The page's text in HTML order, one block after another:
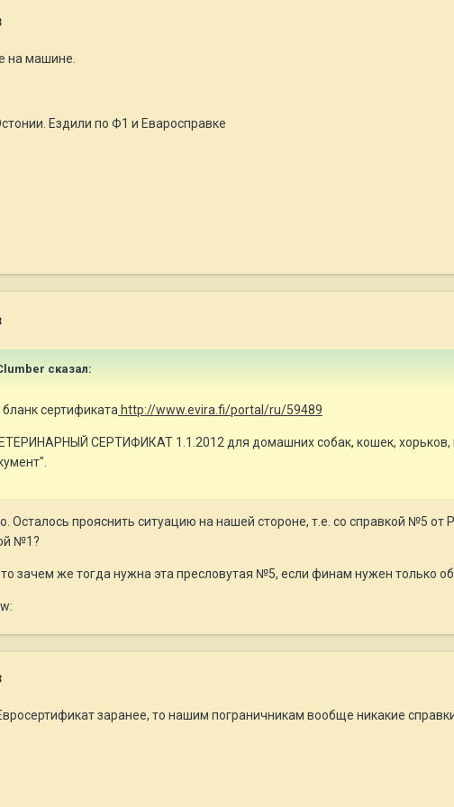
на машине.
Ездили по Ф1 и Еваросправке
сказал:
сертификата http://www.evira.fi/portal/ru/59489
СЕРТИФИКАТ 1.1.2012 для домашних собак, кошек,
Осталось прояснить ситуацию на нашей стороне, т.е. со справкой №5
№1?
зачем же тогда нужна эта пресловутая №5, если финам нужен только
заранее, то нашим пограничникам вообще никакие